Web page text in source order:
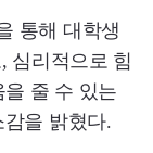
통해 대학생
심리적으로 힘
줄 수 있는
을 밝혔다.